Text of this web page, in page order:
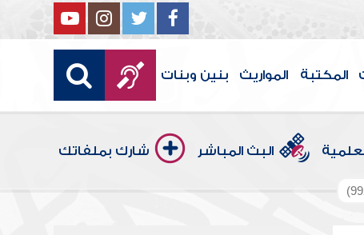
المكتبة المواريث بنين وبنات
البث المباشر شارك بملفاتك